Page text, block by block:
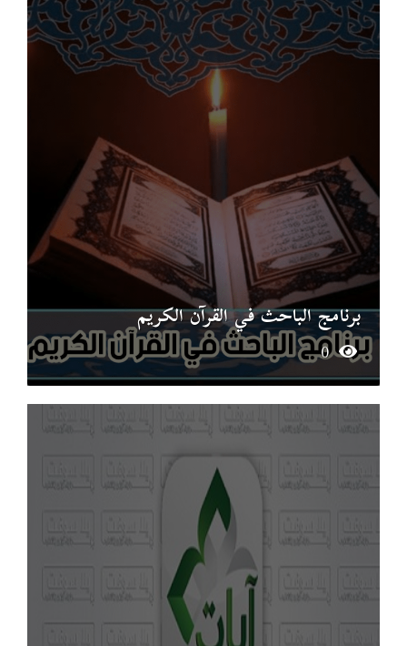
برنامج الباحث في القرآن الكريم
0